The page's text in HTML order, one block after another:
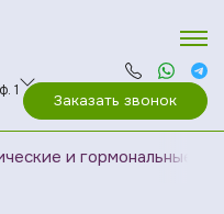
1
Заказать звонок
и гормональные